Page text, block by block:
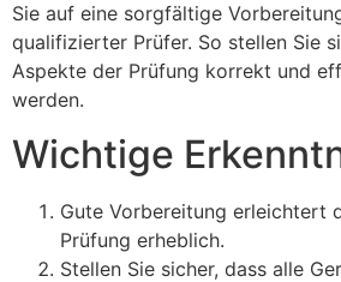
Sie auf eine sorgfältige
qualifizierter Prüfer. So stellen Sie
Aspekte der Prüfung korrekt und
werden.
Wichtige
Gute Vorbereitung erleichtert
Prüfung erheblich.
Stellen Sie sicher, dass alle